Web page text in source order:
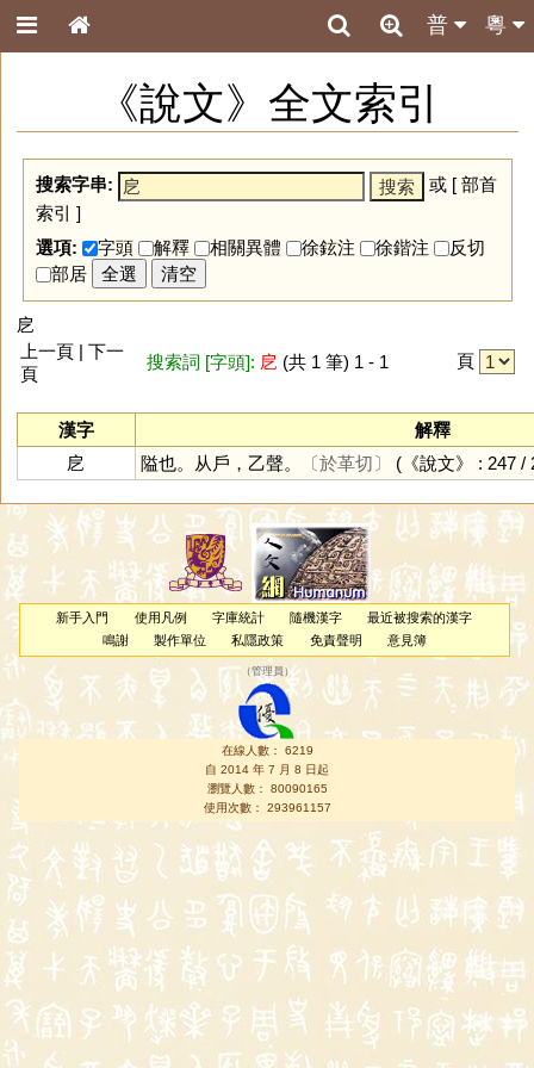
粵
普
《說文》全文索引
搜索字串: 或 [ 部首
索引 ]
選項:
字頭 解釋 相關異體 徐鉉注 徐鍇注
反切
部居
全選 清空
戹
上一頁 | 下一
頁
搜索詞 [字頭]: 戹 (共 1 筆) 1 - 1 頁
漢字
解釋
戹
隘也。从戶，乙聲。 〔於革切〕 (《說文》 : 247 /
新手入門 使用凡例 字庫統計 隨機漢字
最近被搜索的漢字
鳴謝
製作單位 私隱政策 免責聲明 意見簿
（管理員 ）
在線人數： 6219
自 2014 年 7 月 8 日起
瀏覽人數： 80090165
使用次數： 293961157